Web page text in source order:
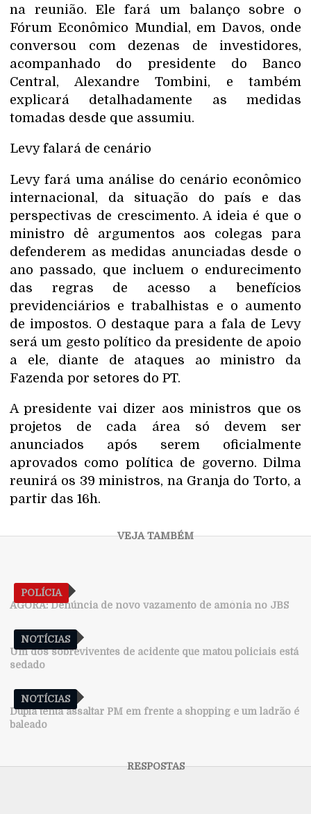
na reunião. Ele fará um balanço sobre o
Fórum Econômico Mundial, em Davos, onde
conversou com dezenas de investidores,
acompanhado do presidente do Banco
Central, Alexandre Tombini, e também
explicará detalhadamente as medidas
tomadas desde que assumiu.
Levy falará de cenário
Levy fará uma análise do cenário econômico
internacional, da situação do país e das
perspectivas de crescimento. A ideia é que o
ministro dê argumentos aos colegas para
defenderem as medidas anunciadas desde o
ano passado, que incluem o endurecimento
das regras de acesso a benefícios
previdenciários e trabalhistas e o aumento
de impostos. O destaque para a fala de Levy
será um gesto político da presidente de apoio
a ele, diante de ataques ao ministro da
Fazenda por setores do PT.
A presidente vai dizer aos ministros que os
projetos de cada área só devem ser
anunciados após serem oficialmente
aprovados como política de governo. Dilma
reunirá os 39 ministros, na Granja do Torto, a
partir das 16h.
POLÍCIA
AGORA: Denúncia de novo vazamento de amônia no JBS
NOTÍCIAS
Um dos sobreviventes de acidente que matou policiais está
sedado
NOTÍCIAS
Dupla tenta assaltar PM em frente a shopping e um ladrão é
baleado